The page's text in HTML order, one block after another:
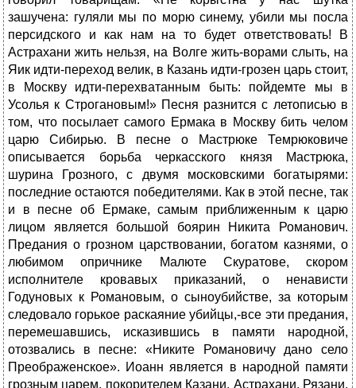
зашучена: гуляли мы по морю синему, убили мы посла
персидского и как нам на то будет ответствовать! В
Астрахани жить нельзя, на Волге жить-ворами слыть, на
Яик идти-переход велик, в Казань идти-грозен царь стоит,
в Москву идти-перехватанным быть: пойдемте мы в
Усолья к Строгановым!» Песня разнится с летописью в
том, что посылает самого Ермака в Москву бить челом
царю Сибирью. В песне о Мастрюке Темрюковиче
описывается борьба черкасского князя Мастрюка,
шурина Грозного, с двумя московскими богатырями:
последние остаются победителями. Как в этой песне, так
и в песне об Ермаке, самым приближенным к царю
лицом является большой боярин Никита Романович.
Предания о грозном царствовании, богатом казнями, о
любимом опричнике Малюте Скуратове, скором
исполнителе кровавых приказаний, о ненависти
Годуновых к Романовым, о сыноубийстве, за которым
следовало горькое раскаяние убийцы,-все эти предания,
перемешавшись, исказившись в памяти народной,
отозвались в песне: «Никите Романовичу дано село
Преображенское». Иоанн является в народной памяти
грозным царем, покорителем Казани, Астрахани, Рязани,